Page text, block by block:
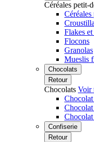
Céréales petit-
Flakes et
Flocons
Granolas
Mueslis
Chocolats
Retour
Chocolats Voir
Confiserie
Retour